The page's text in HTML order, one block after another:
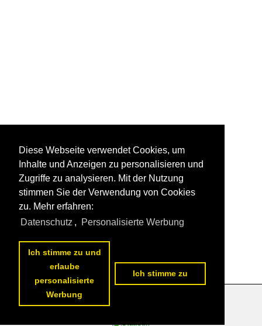
Datenschutzerklärung
Diese Webseite verwendet Cookies, um
Inhalte und Anzeigen zu personalisieren und
Zugriffe zu analysieren. Mit der Nutzung
stimmen Sie der Verwendung von Cookies
zu. Mehr erfahren:
Datenschutz , Personalisierte Werbung
Ich stimme zu und
erlaube
personalisierte
Werbung
Ich stimme zu